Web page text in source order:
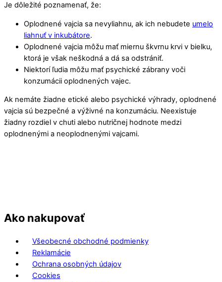
Je dôležité poznamenať, že:
Oplodnené vajcia sa nevyliahnu, ak ich nebudete umelo
liahnuť v inkubátore.
Oplodnené vajcia môžu mať miernu škvrnu krvi v bielku,
ktorá je však neškodná a dá sa odstrániť.
Niektorí ľudia môžu mať psychické zábrany voči
konzumácii oplodnených vajec.
Ak nemáte žiadne etické alebo psychické výhrady, oplodnené
vajcia sú bezpečné a výživné na konzumáciu. Neexistuje
žiadny rozdiel v chuti alebo nutričnej hodnote medzi
oplodnenými a neoplodnenými vajcami.
Ako nakupovať
Všeobecné obchodné podmienky
Reklamácie
Ochrana osobných údajov
Cookies